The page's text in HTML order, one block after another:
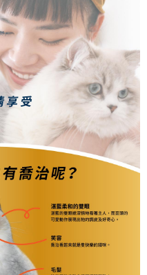
使用額度並採取法律行動。